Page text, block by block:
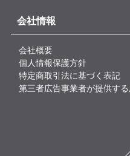
会社情報
会社概要
個人情報保護方針
特定商取引法に基づく表記
第三者広告事業者が提供す